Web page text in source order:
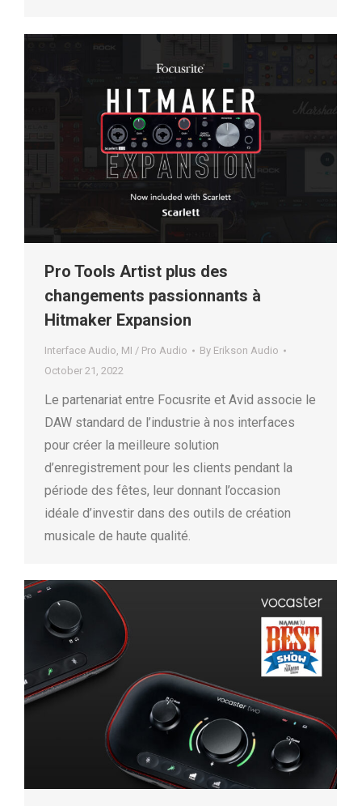
Pro Tools Artist plus des
changements passionnants à
Hitmaker Expansion
Interface Audio, MI / Pro Audio By Erikson Audio
October 21, 2022
Le partenariat entre Focusrite et Avid associe le
DAW standard de l’industrie à nos interfaces
pour créer la meilleure solution
d’enregistrement pour les clients pendant la
période des fêtes, leur donnant l’occasion
idéale d’investir dans des outils de création
musicale de haute qualité.